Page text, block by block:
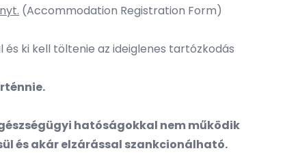
(Accommodation Registration Form)
ki kell töltenie az ideiglenes tartózkodás
hatóságokkal nem működik
és akár elzárással szankcionálható.